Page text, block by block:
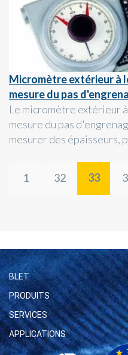
Micromètre extérieur à
mesure du pas
Le micromètre extérieur
mesure du pas
mesurer des épaisseurs,
1 32 33
BLET
PRODUITS
SERVICES
APPLICATIONS